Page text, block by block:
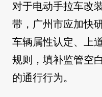
对于电动手拉车改
带，广州市应加快
车辆属性认定、上
规则，填补监管空
的通行行为。